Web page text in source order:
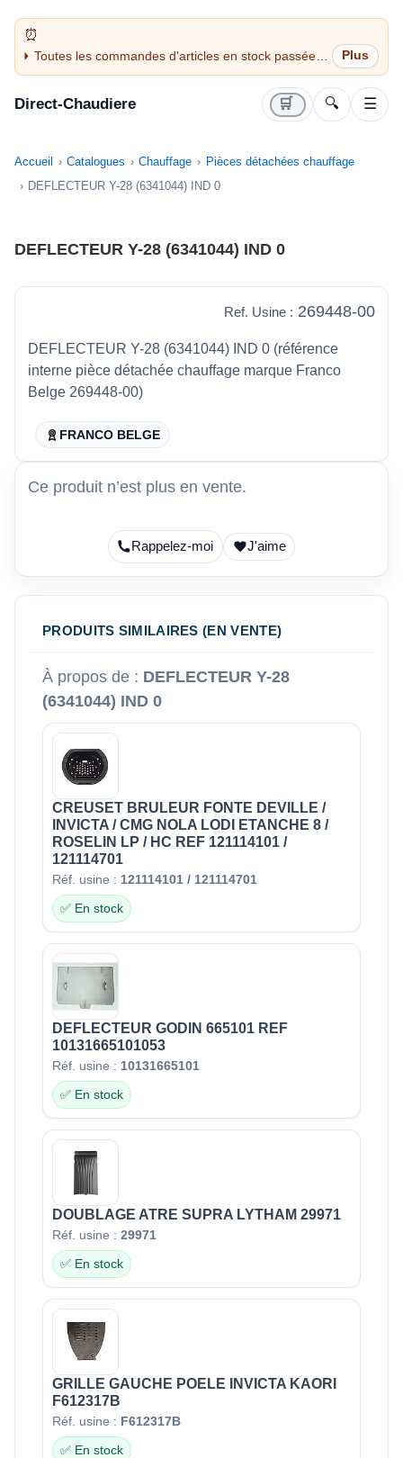
Toutes les commandes d'articles en stock passées
avant 14H sont expédiées le jour même (jours
Direct-Chaudiere 🛒 🔍 ☰
Accueil Catalogues Chauffage
Pièces détachées chauffage
DEFLECTEUR Y-28 (6341044) IND 0
DEFLECTEUR Y-28 (6341044) IND 0
Ref. Usine : 269448-00
DEFLECTEUR Y-28 (6341044) IND 0 (référence
interne pièce détachée chauffage marque Franco
Belge 269448-00)
FRANCO BELGE
Ce produit n’est plus en vente.
Rappelez-moi J'aime
PRODUITS SIMILAIRES (EN VENTE)
À propos de : DEFLECTEUR Y-28
(6341044) IND 0
CREUSET BRULEUR FONTE DEVILLE /
INVICTA / CMG NOLA LODI ETANCHE 8 /
ROSELIN LP / HC REF 121114101 /
121114701
Réf. usine : 121114101 / 121114701
✅ En stock
DEFLECTEUR GODIN 665101 REF
10131665101053
Réf. usine : 10131665101
✅ En stock
DOUBLAGE ATRE SUPRA LYTHAM 29971
Réf. usine : 29971
✅ En stock
GRILLE GAUCHE POELE INVICTA KAORI
F612317B
Réf. usine : F612317B
✅ En stock